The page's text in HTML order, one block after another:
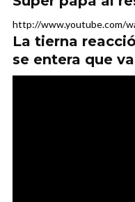
http://www.youtube.com/
La tierna
se entera que